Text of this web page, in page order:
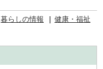
暮らしの情報 健康・福祉